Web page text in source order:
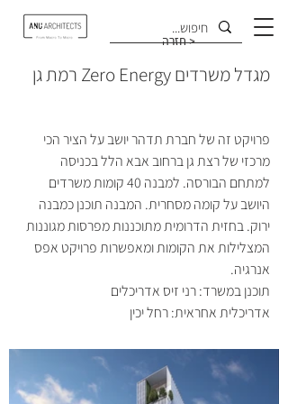
חזרה >
מגדל משרדים Zero Energy רמת גן
פרויקט זה של חברת תדהר יושב על הציר הכי
מרכזי של רצת גן ברחוב אבא הלל בכניסה
למתחם הבורסה. למבנה 40 קומות משרדים
היושב על קומה מסחרית. המבנה תוכנן כמבנה
ירוק. בחזית הדרומית מתוכננות מפרסות מגוננות
המצלילות את הקומות ומאפשרות פרויקט אפס
אנרגיה.
תוכנן במשרד: רני זיס אדריכלים
אדריכלית אחראית: רחל יכין